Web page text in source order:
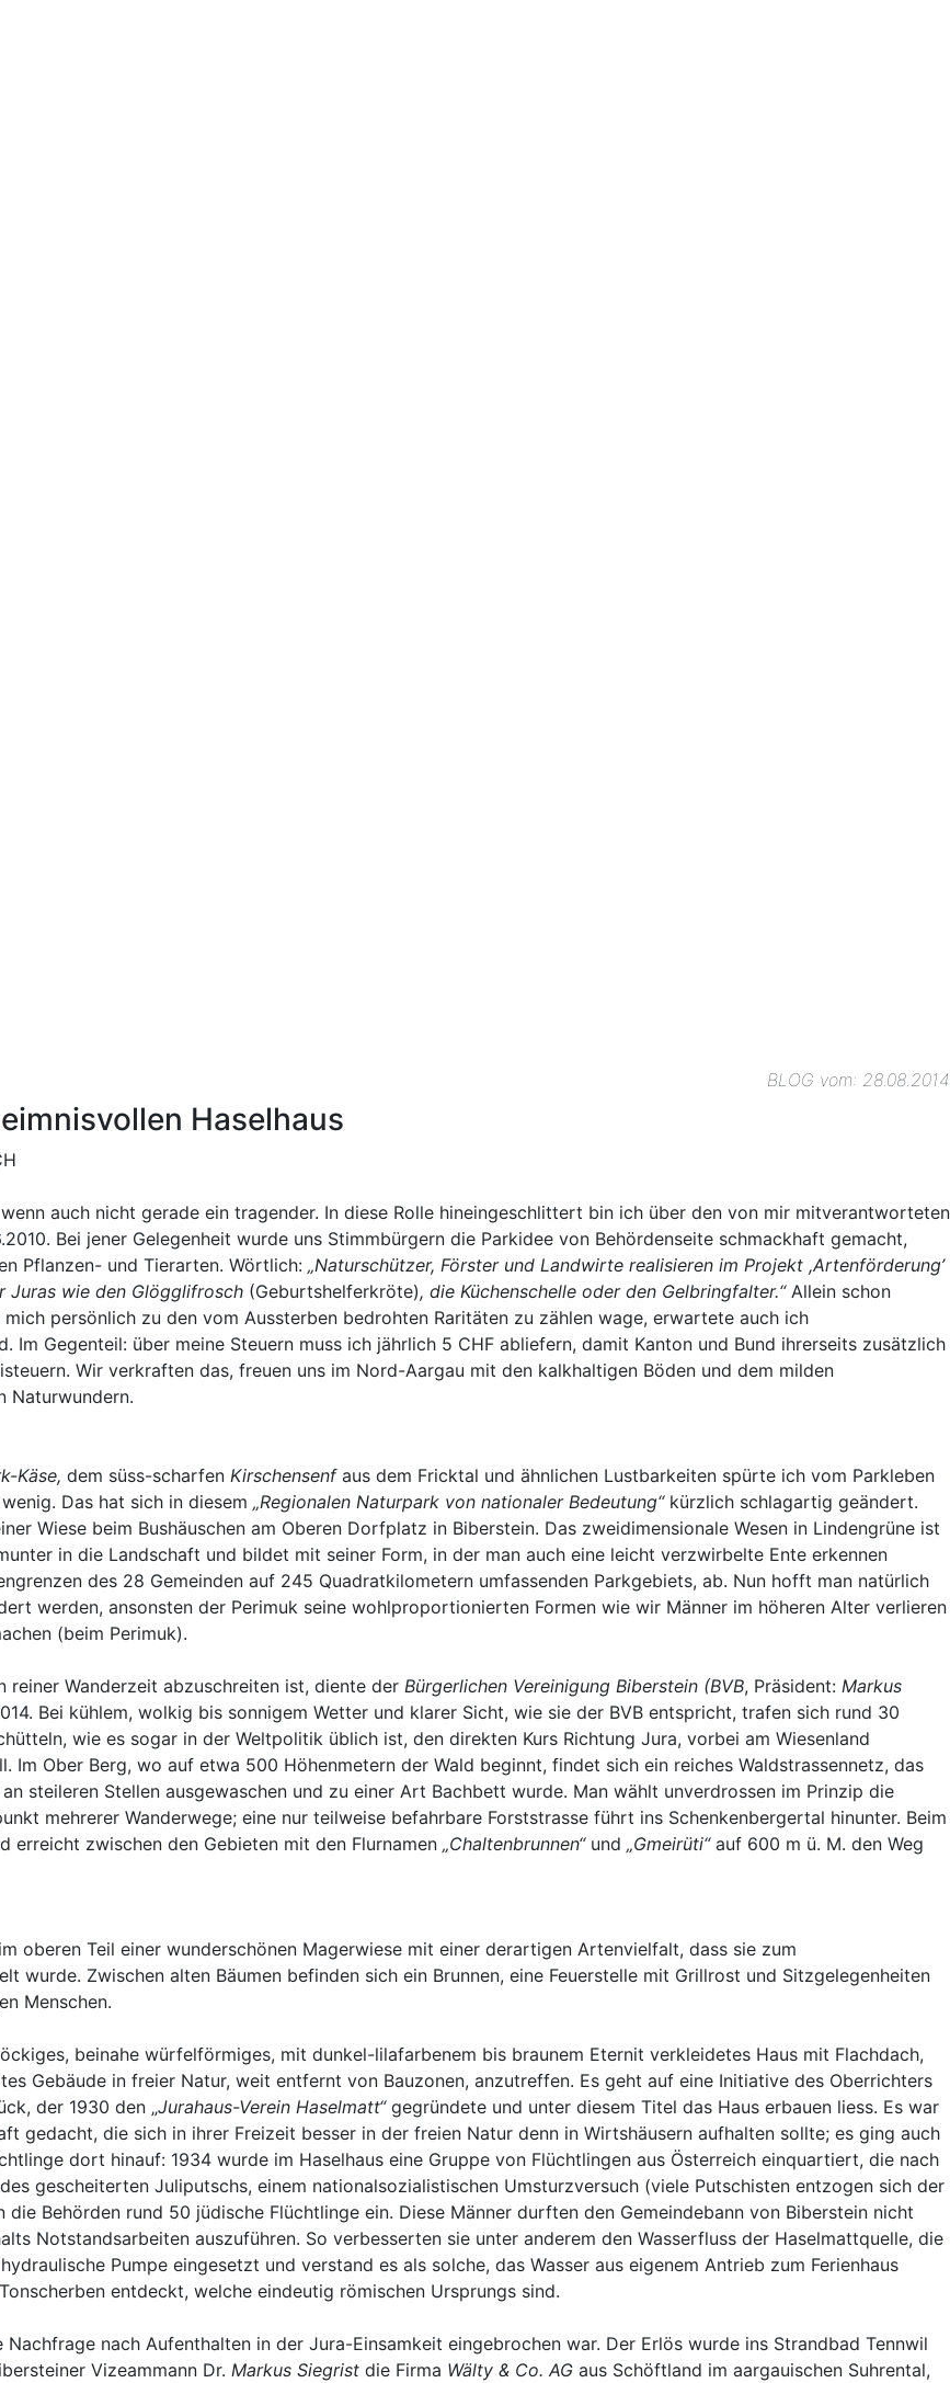
BLOG vom: 28.08.2014
Haselhaus
auch nicht gerade ein tragender. In diese Rolle hineingeschlittert bin ich über den von mir mitverantworteten
Bei jener Gelegenheit wurde uns Stimmbürgern die Parkidee von Behördenseite schmackhaft gemacht,
Pflanzen- und Tierarten. Wörtlich: „Naturschützer, Förster und Landwirte realisieren im Projekt ,Artenförderung’
Juras wie den Glögglifrosch (Geburtshelferkröte), die Küchenschelle oder den Gelbringfalter.“Allein schon
persönlich zu den vom Aussterben bedrohten Raritäten zu zählen wage, erwartete auch ich
Im Gegenteil: über meine Steuern muss ich jährlich 5 CHF abliefern, damit Kanton und Bund ihrerseits zusätzlich
Wir verkraften das, freuen uns im Nord-Aargau mit den kalkhaltigen Böden und dem milden
Naturwundern.
Käse, dem süss-scharfen Kirschensenfaus dem Fricktal und ähnlichen Lustbarkeiten spürte ich vom Parkleben
Das hat sich in diesem „Regionalen Naturpark von nationaler Bedeutung“kürzlich schlagartig geändert.
Wiese beim Bushäuschen am Oberen Dorfplatz in Biberstein. Das zweidimensionale Wesen in Lindengrüne ist
in die Landschaft und bildet mit seiner Form, in der man auch eine leicht verzwirbelte Ente erkennen
des 28 Gemeinden auf 245 Quadratkilometern umfassenden Parkgebiets, ab. Nun hofft man natürlich
werden, ansonsten der Perimuk seine wohlproportionierten Formen wie wir Männer im höheren Alter verlieren
(beim Perimuk).
reiner Wanderzeit abzuschreiten ist, diente der Bürgerlichen Vereinigung Biberstein (BVB, Präsident: Markus
Bei kühlem, wolkig bis sonnigem Wetter und klarer Sicht, wie sie der BVB entspricht, trafen sich rund 30
wie es sogar in der Weltpolitik üblich ist, den direkten Kurs Richtung Jura, vorbei am Wiesenland
Im Ober Berg, wo auf etwa 500 Höhenmetern der Wald beginnt, findet sich ein reiches Waldstrassennetz, das
steileren Stellen ausgewaschen und zu einer Art Bachbett wurde. Man wählt unverdrossen im Prinzip die
mehrerer Wanderwege; eine nur teilweise befahrbare Forststrasse führt ins Schenkenbergertal hinunter. Beim
erreicht zwischen den Gebieten mit den Flurnamen „Chaltenbrunnen“und „Gmeirüti“auf 600 m ü. M. den Weg
oberen Teil einer wunderschönen Magerwiese mit einer derartigen Artenvielfalt, dass sie zum
wurde. Zwischen alten Bäumen befinden sich ein Brunnen, eine Feuerstelle mit Grillrost und Sitzgelegenheiten
Menschen.
beinahe würfelförmiges, mit dunkel-lilafarbenem bis braunem Eternit verkleidetes Haus mit Flachdach,
Gebäude in freier Natur, weit entfernt von Bauzonen, anzutreffen. Es geht auf eine Initiative des Oberrichters
der 1930 den „Jurahaus-Verein Haselmatt“gegründete und unter diesem Titel das Haus erbauen liess. Es war
gedacht, die sich in ihrer Freizeit besser in der freien Natur denn in Wirtshäusern aufhalten sollte; es ging auch
dort hinauf: 1934 wurde im Haselhaus eine Gruppe von Flüchtlingen aus Österreich einquartiert, die nach
gescheiterten Juliputschs, einem nationalsozialistischen Umsturzversuch (viele Putschisten entzogen sich der
Behörden rund 50 jüdische Flüchtlinge ein. Diese Männer durften den Gemeindebann von Biberstein nicht
Notstandsarbeiten auszuführen. So verbesserten sie unter anderem den Wasserfluss der Haselmattquelle, die
Pumpe eingesetzt und verstand es als solche, das Wasser aus eigenem Antrieb zum Ferienhaus
entdeckt, welche eindeutig römischen Ursprungs sind.
nach Aufenthalten in der Jura-Einsamkeit eingebrochen war. Der Erlös wurde ins Strandbad Tennwil
Vizeammann Dr. Markus Siegrist die Firma Wälty & Co. AG aus Schöftland im aargauischen Suhrental,